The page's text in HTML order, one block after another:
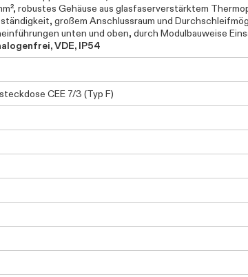
robustes Gehäuse aus glasfaserverstärktem
großem Anschlussraum und
unten und oben, durch Modulbauweise
VDE, IP54
CEE 7/3 (Typ F)